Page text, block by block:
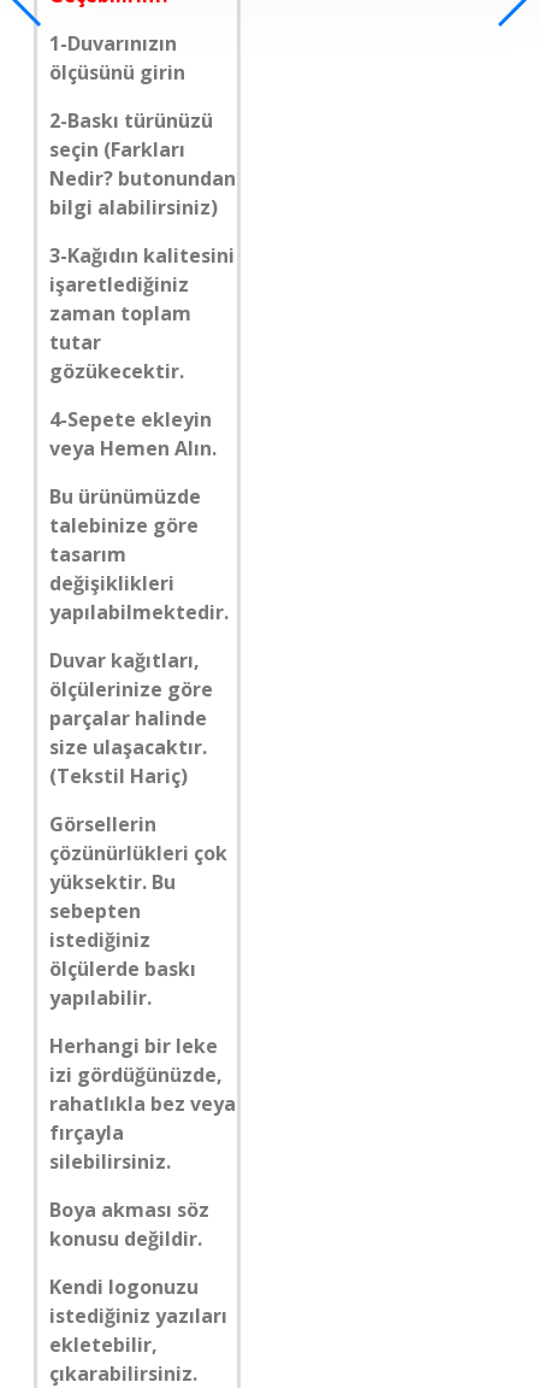
1-Duvarınızın
ölçüsünü girin
2-Baskı türünüzü
seçin (Farkları
Nedir? butonundan
bilgi alabilirsiniz)
3-Kağıdın kalitesini
işaretlediğiniz
zaman toplam
tutar
gözükecektir.
4-Sepete ekleyin
veya Hemen Alın.
Bu ürünümüzde
talebinize göre
tasarım
değişiklikleri
yapılabilmektedir.
Duvar kağıtları,
ölçülerinize göre
parçalar halinde
size ulaşacaktır.
(Tekstil Hariç)
Görsellerin
çözünürlükleri çok
yüksektir. Bu
sebepten
istediğiniz
ölçülerde baskı
yapılabilir.
Herhangi bir leke
izi gördüğünüzde,
rahatlıkla bez veya
fırçayla
silebilirsiniz.
Boya akması söz
konusu değildir.
Kendi logonuzu
istediğiniz yazıları
ekletebilir,
çıkarabilirsiniz.